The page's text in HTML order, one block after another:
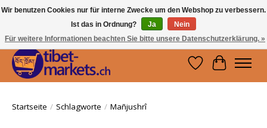
Handwerkskunst vom Dach der Welt.
Holen Sie sich ein Stück Tibet.
Wunschzettel
Ihr
Startseite / Schlagworte / Mañjushrî
Wir benutzen Cookies nur für interne Zwecke um den Webshop zu verbessern.
Ist das in Ordnung?
Ja
Nein
Für weitere Informationen beachten Sie bitte unsere Datenschutzerklärung. »